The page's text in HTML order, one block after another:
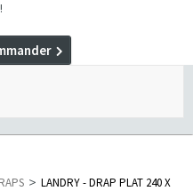
> LANDRY - DRAP PLAT 240 X